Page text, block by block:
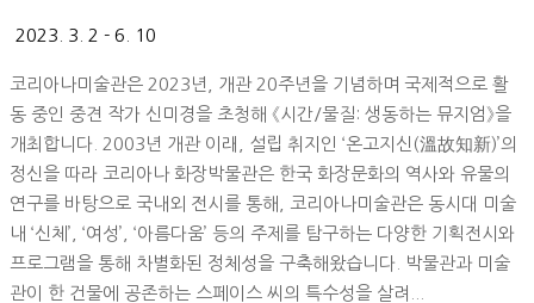
2023. 3. 2 - 6. 10
코리아나미술관은 2023년, 개관 20주년을 기념하며 국제적으로 활
동 중인 중견 작가 신미경을 초청해 《시간/물질: 생동하는 뮤지엄》을
개최합니다. 2003년 개관 이래, 설립 취지인 ‘온고지신(溫故知新)’의
정신을 따라 코리아나 화장박물관은 한국 화장문화의 역사와 유물의
연구를 바탕으로 국내외 전시를 통해, 코리아나미술관은 동시대 미술
내 ‘신체’, ‘여성’, ‘아름다움’ 등의 주제를 탐구하는 다양한 기획전시와
프로그램을 통해 차별화된 정체성을 구축해왔습니다. 박물관과 미술
관이 한 건물에 공존하는 스페이스 씨의 특수성을 살려...